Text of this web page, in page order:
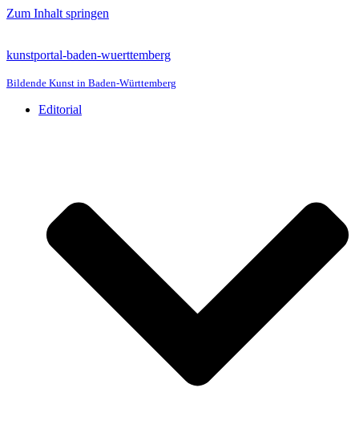
Zum Inhalt springen
kunstportal-baden-wuerttemberg
Bildende Kunst in Baden-Württemberg
Editorial